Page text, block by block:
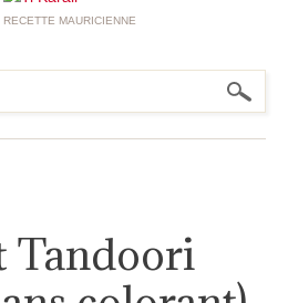
RECETTE MAURICIENNE
Tandoori